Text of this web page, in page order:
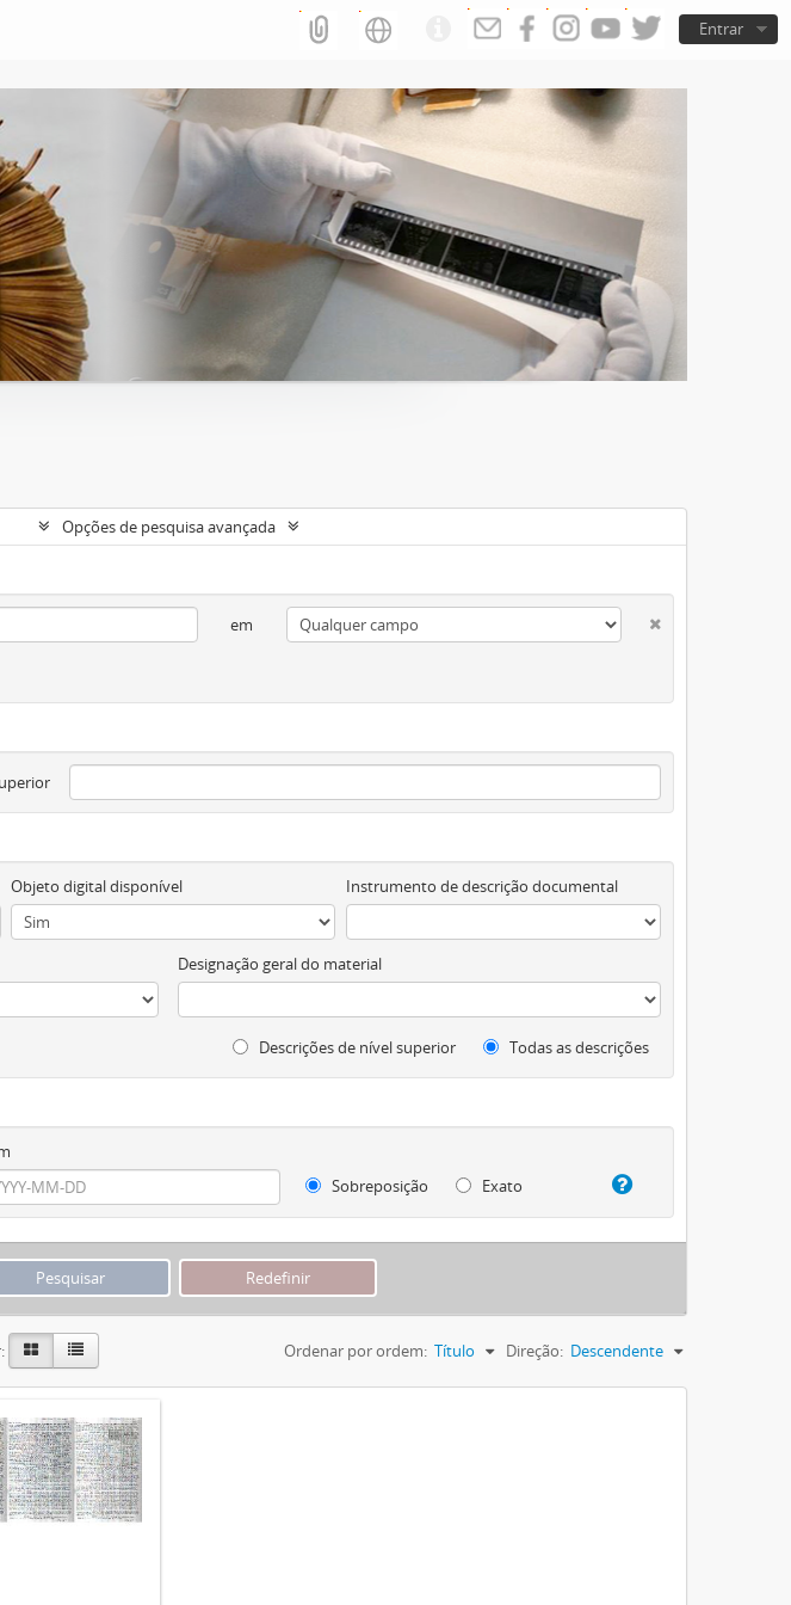
Entrar
Opções de pesquisa avançada
em
Objeto digital disponível Instrumento de descrição documental
Designação geral do material
Descrições de nível superior Todas as descrições
Sobreposição
Exato
Ordenar por ordem: Título Direção: Descendente